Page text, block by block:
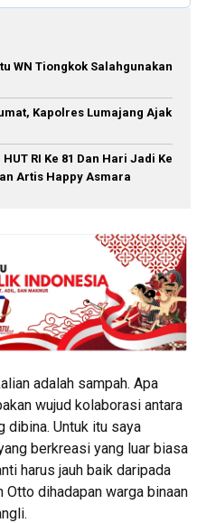
WN Tiongkok Salahgunakan
Kapolres Lumajang Ajak
RI Ke 81 Dan Hari Jadi Ke
Artis Happy Asmara
adalah sampah. Apa
wujud kolaborasi antara
dibina. Untuk itu saya
berkreasi yang luar biasa
harus jauh baik daripada
Otto dihadapan warga binaan